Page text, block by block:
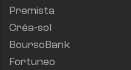
Premista
Créa-sol
BoursoBank
Fortuneo